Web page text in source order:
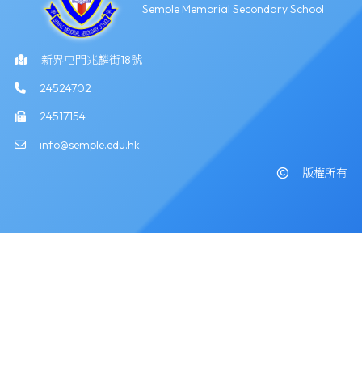
Semple Memorial Secondary School
新界屯門兆麟街18號
24524702
24517154
info@semple.edu.hk
版權所有